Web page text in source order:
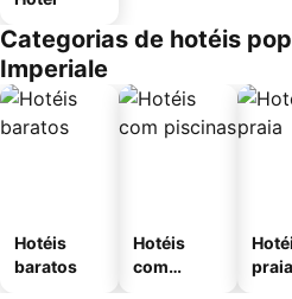
Categorias de hotéis
Imperiale
Hotéis
baratos
Hotéis
com
praia